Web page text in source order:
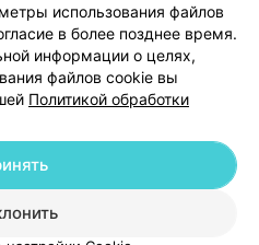
данных
| 220012, Республика Беларусь,
+375 291212755
использования файлов
в более позднее время.
информации о целях,
файлов cookie вы
Политикой обработки